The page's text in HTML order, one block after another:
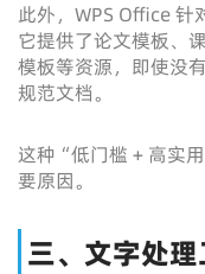
此外，WPS Office 针
它提供了论文模板、
模板等资源，即使没
规范文档。
这种“低门槛 + 高实
要原因。
三、文字处